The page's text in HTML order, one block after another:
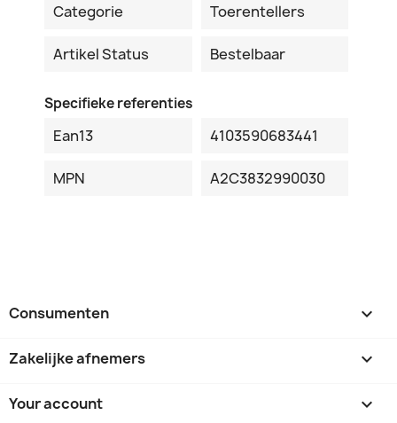
Categorie Toerentellers
Artikel Status Bestelbaar
Specifieke referenties
Ean13 4103590683441
MPN A2C3832990030
Consumenten 
Zakelijke afnemers 
Your account 